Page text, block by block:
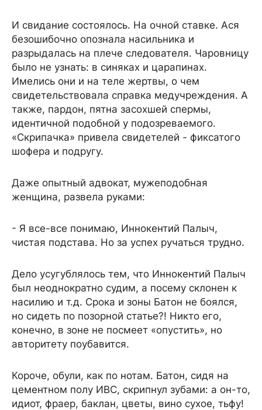
И свидание состоялось. На очной ставке. Ася
безошибочно опознала насильника и
разрыдалась на плече следователя. Чаровницу
было не узнать: в синяках и царапинах.
Имелись они и на теле жертвы, о чем
свидетельствовала справка медучреждения. А
также, пардон, пятна засохшей спермы,
идентичной подобной у подозреваемого.
«Скрипачка» привела свидетелей - фиксатого
шофера и подругу.
Даже опытный адвокат, мужеподобная
женщина, развела руками:
- Я все-все понимаю, Иннокентий Палыч,
чистая подстава. Но за успех ручаться трудно.
Дело усугублялось тем, что Иннокентий Палыч
был неоднократно судим, а посему склонен к
насилию и т.д. Срока и зоны Батон не боялся,
но сидеть по позорной статье?! Никто его,
конечно, в зоне не посмеет «опустить», но
авторитету поубавится.
Короче, обули, как по нотам. Батон, сидя на
цементном полу ИВС, скрипнул зубами: а он-то,
идиот, фраер, баклан, цветы, вино сухое, тьфу!